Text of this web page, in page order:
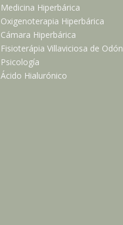
Medicina Hiperbárica
Oxigenoterapia Hiperbárica
Cámara Hiperbárica
Fisioterápia Villaviciosa de Odón
Psicología
Ácido Hialurónico